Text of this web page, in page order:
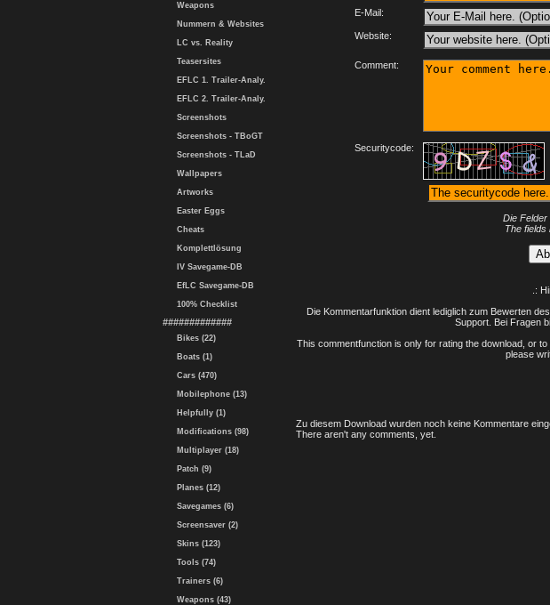
Weapons
Nummern & Websites
LC vs. Reality
Teasersites
EFLC 1. Trailer-Analy.
EFLC 2. Trailer-Analy.
Screenshots
Screenshots - TBoGT
Screenshots - TLaD
Wallpapers
Artworks
Easter Eggs
Cheats
Komplettlösung
IV Savegame-DB
EfLC Savegame-DB
100% Checklist
#############
Bikes (22)
Boats (1)
Cars (470)
Mobilephone (13)
Helpfully (1)
Modifications (98)
Multiplayer (18)
Patch (9)
Planes (12)
Savegames (6)
Screensaver (2)
Skins (123)
Tools (74)
Trainers (6)
Weapons (43)
E-Mail:
Website:
Comment:
Securitycode:
Die Felder
The fields
.:
Die Kommentarfunktion dient lediglich zum Bewerten
Support. Bei Fragen
This commentfunction is only for rating the download, or
please
Zu diesem Download wurden noch keine Kommentare
There aren't any comments, yet.